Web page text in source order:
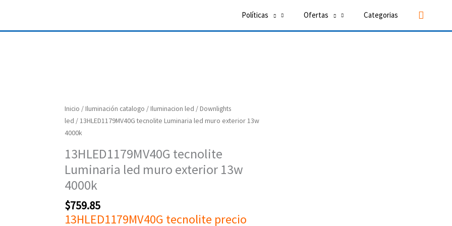
Políticas Ofertas Categorias Buscar
Inicio /Iluminación catalogo /Iluminacion led /Downlights
led / 13HLED1179MV40G tecnolite Luminaria led muro exterior 13w
4000k
13HLED1179MV40G tecnolite
Luminaria led muro exterior 13w
4000k
$759.85
13HLED1179MV40G tecnolite precio
13HLED1179MV40G
tecnolite
Luminaria
muro
exterior
13w
4000k
cantidad